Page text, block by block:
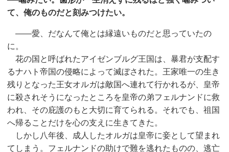
て、俺のものだと刻みつけたい。
——愛、だなんて俺とは縁遠いものだと思っていたの
に。
花の国と呼ばれたアイゼンブルグ王国は、暴君が支配す
るナハト帝国の侵略によって滅ぼされた。王家唯一の生き
残りとなった王女オルガは敵国へ連れて行かれるが、皇帝
に殺されそうになったところを皇帝の弟フェルナンドに救
われ、その庇護のもと大切に育てられる。それでも、祖国
へ帰ることだけを心の支えに生きてきた。
しかし八年後、成人したオルガは皇帝に妾として望まれ
てしまう。フェルナンドの助けで難を逃れたものの、逃亡